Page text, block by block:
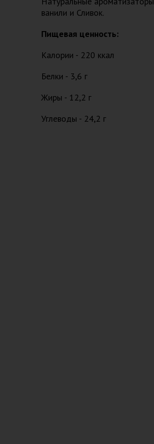
ванили и Сливок.
Пищевая ценность:
Калории - 220 ккал
Белки - 3,6 г
Жиры - 12,2 г
Углеводы - 24,2 г